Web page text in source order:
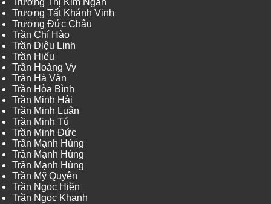
Trương Thị Kim Ngân
Trương Tất Khánh Vinh
Trương Đức Châu
Trần Chí Hào
Trần Diệu Linh
Trần Hiếu
Trần Hoàng Vy
Trần Hà Vân
Trần Hòa Bình
Trần Minh Hải
Trần Minh Luân
Trần Minh Tú
Trần Minh Đức
Trần Mạnh Hùng
Trần Mạnh Hùng
Trần Mạnh Hùng
Trần Mỹ Quyên
Trần Ngọc Hiền
Trần Ngọc Khanh